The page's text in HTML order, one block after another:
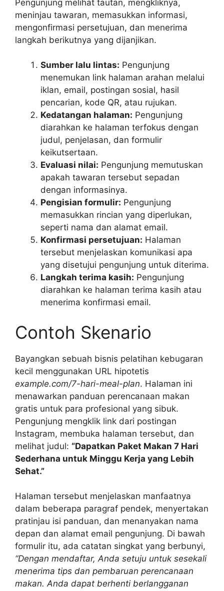
Pengunjung melihat tautan, mengkliknya,
meninjau tawaran, memasukkan informasi,
mengonfirmasi persetujuan, dan menerima
langkah berikutnya yang dijanjikan.
Sumber lalu lintas: Pengunjung
menemukan link halaman arahan melalui
iklan, email, postingan sosial, hasil
pencarian, kode QR, atau rujukan.
Kedatangan halaman: Pengunjung
diarahkan ke halaman terfokus dengan
judul, penjelasan, dan formulir
keikutsertaan.
Evaluasi nilai: Pengunjung memutuskan
apakah tawaran tersebut sepadan
dengan informasinya.
Pengisian formulir: Pengunjung
memasukkan rincian yang diperlukan,
seperti nama dan alamat email.
Konfirmasi persetujuan: Halaman
tersebut menjelaskan komunikasi apa
yang disetujui pengunjung untuk diterima.
Langkah terima kasih: Pengunjung
diarahkan ke halaman terima kasih atau
menerima konfirmasi email.
Contoh Skenario
Bayangkan sebuah bisnis pelatihan kebugaran
kecil menggunakan URL hipotetis
example.com/7-hari-meal-plan. Halaman ini
menawarkan panduan perencanaan makan
gratis untuk para profesional yang sibuk.
Pengunjung mengklik link dari postingan
Instagram, membuka halaman tersebut, dan
melihat judul: “Dapatkan Paket Makan 7 Hari
Sederhana untuk Minggu Kerja yang Lebih
Sehat.”
Halaman tersebut menjelaskan manfaatnya
dalam beberapa paragraf pendek, menyertakan
pratinjau isi panduan, dan menanyakan nama
depan dan alamat email pengunjung. Di bawah
formulir itu, ada catatan singkat yang berbunyi,
“Dengan mendaftar, Anda setuju untuk sesekali
menerima tips dan pembaruan perencanaan
makan. Anda dapat berhenti berlangganan